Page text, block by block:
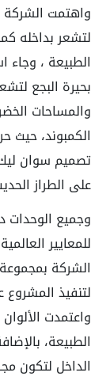
واهتمت الشركة
لتشعر بداخله
الطبيعة ،
بحيرة البجع
والمساحات
الكمبوند،
تصميم سوان ليك
على الطراز
وجميع
للمعايير
الشركة
لتنفيذ
واعتمدت
الطبيعة،
الداخل لتكون